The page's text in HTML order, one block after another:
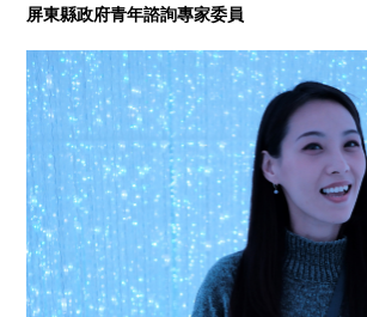
屏東縣政府青年諮詢專家委員